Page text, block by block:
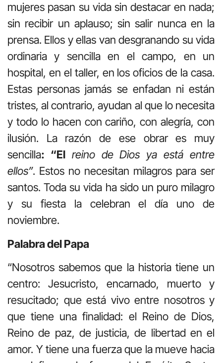
mujeres pasan su vida sin destacar en nada;
sin recibir un aplauso; sin salir nunca en la
prensa. Ellos y ellas van desgranando su vida
ordinaria y sencilla en el campo, en un
hospital, en el taller, en los oficios de la casa.
Estas personas jamás se enfadan ni están
tristes, al contrario, ayudan al que lo necesita
y todo lo hacen con cariño, con alegría, con
ilusión. La razón de ese obrar es muy
sencilla: “Elreino de Dios ya está entre
ellos”. Estos no necesitan milagros para ser
santos. Toda su vida ha sido un puro milagro
y su fiesta la celebran el día uno de
noviembre.
Palabra del Papa
“Nosotros sabemos que la historia tiene un
centro: Jesucristo, encarnado, muerto y
resucitado; que está vivo entre nosotros y
que tiene una finalidad: el Reino de Dios,
Reino de paz, de justicia, de libertad en el
amor. Y tiene una fuerza que la mueve hacia